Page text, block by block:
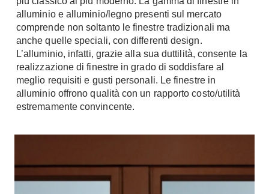
Materassi
Lattice
Memory Foam
Reti Letto
Cuscini
Consigli materassi
Bagno
Sanitari
A Chiocciola
Scale Interni
Ringhiere
Rivestimenti
Ceramica
Gres
Laminato
alluminio e alluminio/legno presenti sul mercato
comprende non soltanto le finestre tradizionali ma
anche quelle speciali, con differenti design.
L’alluminio, infatti, grazie alla sua duttilità, consente la
realizzazione di finestre in grado di soddisfare al
meglio requisiti e gusti personali. Le finestre in
alluminio offrono qualità con un rapporto costo/utilità
estremamente convincente.